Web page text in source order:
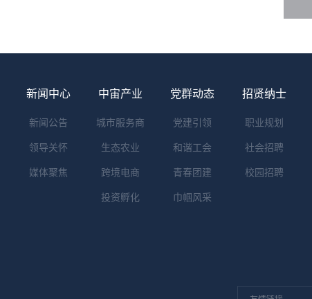
新闻中心
新闻公告
领导关怀
媒体聚焦
中宙产业
城市服务商
生态农业
跨境电商
投资孵化
党群动态
党建引领
和谐工会
青春团建
巾帼风采
招贤纳士
职业规划
社会招聘
校园招聘